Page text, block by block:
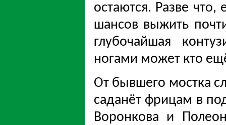
остаются. Разве
шансов выжить
глубочайшая
ногами может кто
От бывшего мостка
саданёт фрицам в
Воронкова и